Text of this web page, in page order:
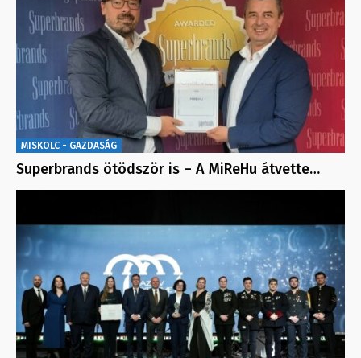
MISKOLC - GAZDASÁG
Superbrands ötödször is – A MiReHu átvette…